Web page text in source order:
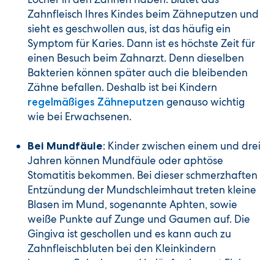
Zahnfleisch Ihres Kindes beim Zähneputzen und
sieht es geschwollen aus, ist das häufig ein
Symptom für Karies. Dann ist es höchste Zeit für
einen Besuch beim Zahnarzt. Denn dieselben
Bakterien können später auch die bleibenden
Zähne befallen. Deshalb ist bei Kindern
regelmäßiges Zähneputzen genauso wichtig
wie bei Erwachsenen.
Bei Mundfäule: Kinder zwischen einem und drei
Jahren können Mundfäule oder aphtöse
Stomatitis bekommen. Bei dieser schmerzhaften
Entzündung der Mundschleimhaut treten kleine
Blasen im Mund, sogenannte Aphten, sowie
weiße Punkte auf Zunge und Gaumen auf. Die
Gingiva ist geschollen und es kann auch zu
Zahnfleischbluten bei den Kleinkindern